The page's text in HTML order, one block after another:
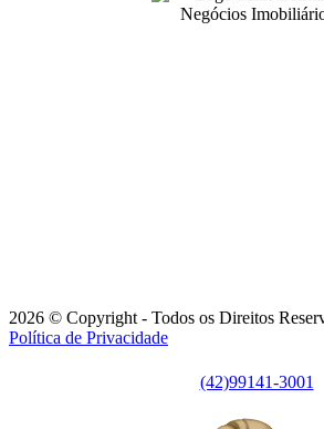
2026 © Copyright - Todos os Direitos
Política de Privacidade
(42)99141-3001